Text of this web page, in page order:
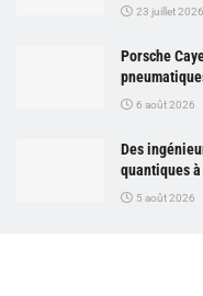
23 juillet 2026
Porsche
6 août 2026
Des
quantiques
5 août 2026